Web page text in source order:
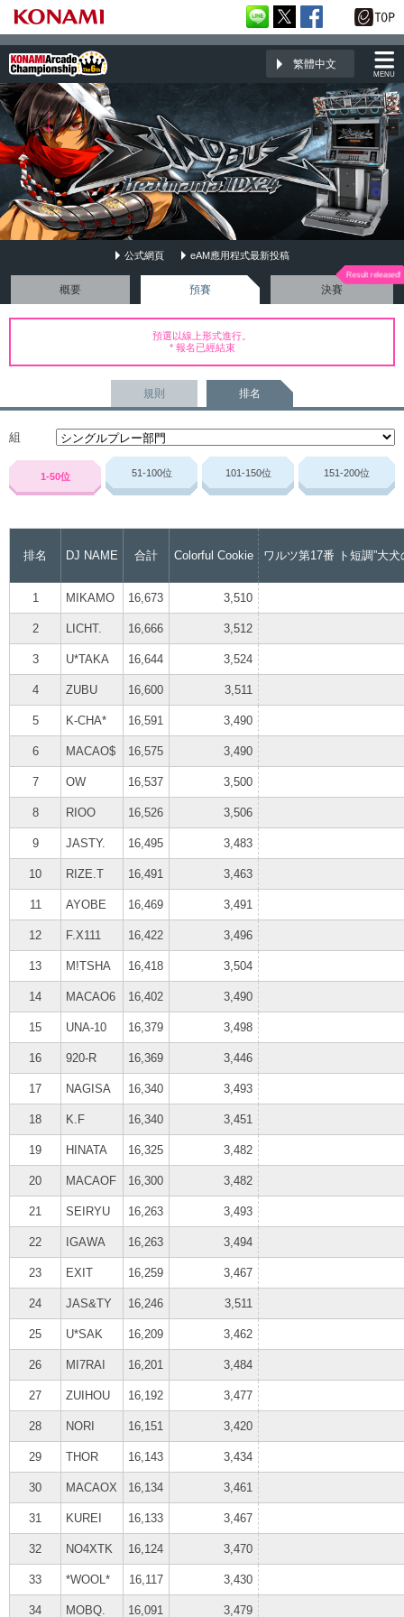
MENU
繁體中文
公式網頁 eAM應用程式最新投稿
概要 預賽 決賽
預選以線上形式進行。
* 報名已經結束
規則 排名
組
1-50位 51-100位 101-150位 151-200位
DJ NAME 合計 Colorful Cookie ワルツ第17番 ト短調”大犬
MIKAMO 16,673 3,510
LICHT. 16,666 3,512
U*TAKA 16,644 3,524
ZUBU 16,600 3,511
K-CHA* 16,591 3,490
MACAO$ 16,575 3,490
OW 16,537 3,500
RIOO 16,526 3,506
JASTY. 16,495 3,483
RIZE.T 16,491 3,463
AYOBE 16,469 3,491
F.X111 16,422 3,496
M!TSHA 16,418 3,504
MACAO6 16,402 3,490
UNA-10 16,379 3,498
920-R 16,369 3,446
NAGISA 16,340 3,493
K.F 16,340 3,451
HINATA 16,325 3,482
MACAOF 16,300 3,482
SEIRYU 16,263 3,493
IGAWA 16,263 3,494
EXIT 16,259 3,467
JAS&TY 16,246 3,511
U*SAK 16,209 3,462
MI7RAI 16,201 3,484
ZUIHOU 16,192 3,477
NORI 16,151 3,420
THOR 16,143 3,434
MACAOX 16,134 3,461
KUREI 16,133 3,467
NO4XTK 16,124 3,470
*WOOL* 16,117 3,430
MOBQ. 16,091 3,479
排名
1
2
3
4
5
6
7
8
9
10
11
12
13
14
15
16
17
18
19
20
21
22
23
24
25
26
27
28
29
30
31
32
33
34